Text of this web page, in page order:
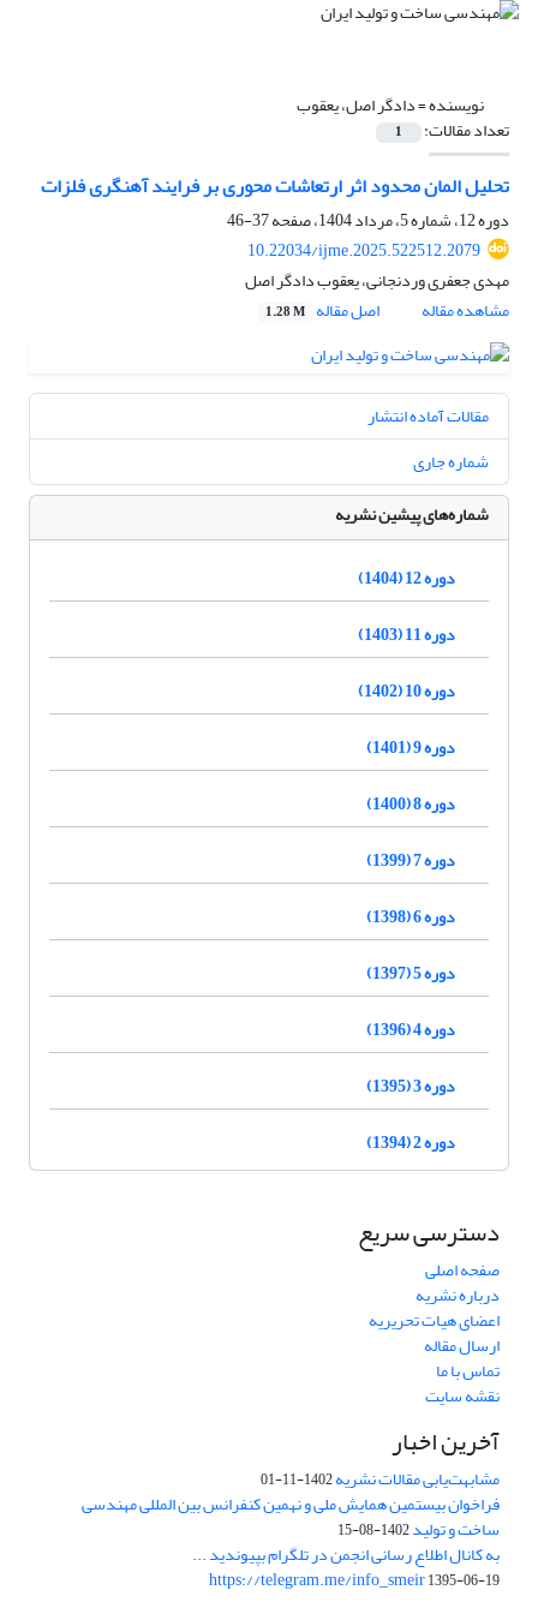
نویسنده =دادگر اصل، یعقوب
تعداد مقالات: 1
تحلیل المان محدود اثر ارتعاشات محوری بر فرایند آهنگری فلزات
دوره 12، شماره 5، مرداد 1404، صفحه
37-46
10.22034/ijme.2025.522512.2079
مهدی جعفری وردنجانی، یعقوب دادگر اصل
مشاهده مقاله
اصل مقاله 1.28 M
مقالات آماده انتشار
شماره جاری
شماره‌های پیشین نشریه
دوره 12 (1404)
دوره 11 (1403)
دوره 10 (1402)
دوره 9 (1401)
دوره 8 (1400)
دوره 7 (1399)
دوره 6 (1398)
دوره 5 (1397)
دوره 4 (1396)
دوره 3 (1395)
دوره 2 (1394)
دسترسی سریع
صفحه اصلی
درباره نشریه
اعضای هیات تحریریه
ارسال مقاله
تماس با ما
نقشه سایت
آخرین اخبار
مشابهت‌یابی مقالات نشریه1402-11-01
فراخوان بیستمین همایش ملی و نهمین کنفرانس بین المللی مهندسی
ساخت و تولید1402-08-15
به کانال اطلاع رسانی انجمن در تلگرام بپیوندید ...
https://telegram.me/info_smeir1395-06-19